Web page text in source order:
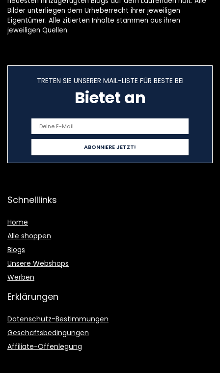
Bilder unterliegen dem Urheberrecht ihrer jeweiligen
Eigentümer. Alle zitierten Inhalte stammen aus ihren
jeweiligen Quellen.
TRETEN SIE UNSERER MAIL-LISTE FÜR BESTE BEI
Bietet an
Schnelllinks
Home
Alle shoppen
Blogs
Unsere Webshops
Werben
Erklärungen
Datenschutz-Bestimmungen
Geschäftsbedingungen
Affiliate-Offenlegung